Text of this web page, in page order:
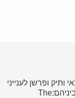
ותיק ופרשן לענייני
ערבים והמזרח התיכון. מחברם של מספר ספרים העוסקים בפלסטינים, וביניהם:The